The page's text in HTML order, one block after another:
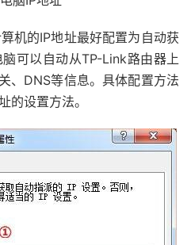
机的IP地址最好配置为自动获
可以自动从TP-Link路由器上
、DNS等信息。具体配置方法
的设置方法。